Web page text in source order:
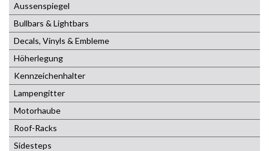
Aussenspiegel
Bullbars & Lightbars
Decals, Vinyls & Embleme
Höherlegung
Kennzeichenhalter
Lampengitter
Motorhaube
Roof-Racks
Sidesteps